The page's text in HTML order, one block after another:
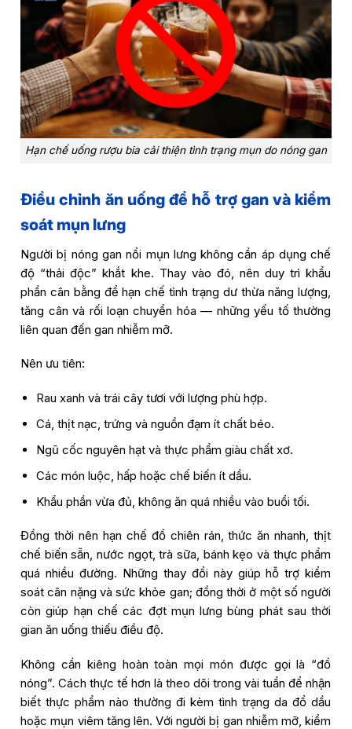
Hạn chế uống rượu bia cải thiện tình trạng mụn do nóng gan
Điều chỉnh ăn uống để hỗ trợ gan và kiểm
soát mụn lưng
Người bị nóng gan nổi mụn lưng không cần áp dụng chế
độ “thải độc” khắt khe. Thay vào đó, nên duy trì khẩu
phần cân bằng để hạn chế tình trạng dư thừa năng lượng,
tăng cân và rối loạn chuyển hóa — những yếu tố thường
liên quan đến gan nhiễm mỡ.
Nên ưu tiên:
Rau xanh và trái cây tươi với lượng phù hợp.
Cá, thịt nạc, trứng và nguồn đạm ít chất béo.
Ngũ cốc nguyên hạt và thực phẩm giàu chất xơ.
Các món luộc, hấp hoặc chế biến ít dầu.
Khẩu phần vừa đủ, không ăn quá nhiều vào buổi tối.
Đồng thời nên hạn chế đồ chiên rán, thức ăn nhanh, thịt
chế biến sẵn, nước ngọt, trà sữa, bánh kẹo và thực phẩm
quá nhiều đường. Những thay đổi này giúp hỗ trợ kiểm
soát cân nặng và sức khỏe gan; đồng thời ở một số người
còn giúp hạn chế các đợt mụn lưng bùng phát sau thời
gian ăn uống thiếu điều độ.
Không cần kiêng hoàn toàn mọi món được gọi là “đồ
nóng”. Cách thực tế hơn là theo dõi trong vài tuần để nhận
biết thực phẩm nào thường đi kèm tình trạng da đổ dầu
hoặc mụn viêm tăng lên. Với người bị gan nhiễm mỡ, kiểm